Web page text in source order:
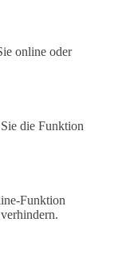
online oder
die Funktion
Funktion